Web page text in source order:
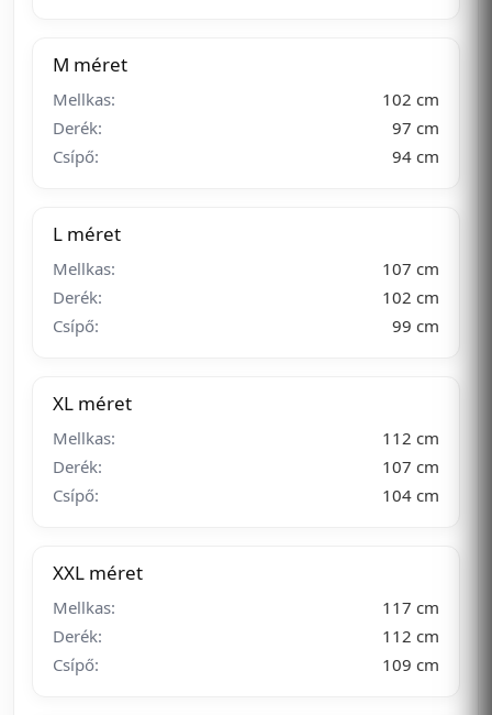
M méret
Mellkas:
102 cm
Derék:
97 cm
Csípő:
94 cm
L méret
Mellkas:
107 cm
Derék:
102 cm
Csípő:
99 cm
XL méret
Mellkas:
112 cm
Derék:
107 cm
Csípő:
104 cm
XXL méret
Mellkas:
117 cm
Derék:
112 cm
Csípő:
109 cm